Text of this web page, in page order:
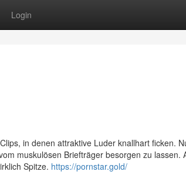
Login
in denen attraktive Luder knallhart ficken.
muskulösen Briefträger besorgen zu lassen.
Spitze. https://pornstar.gold/